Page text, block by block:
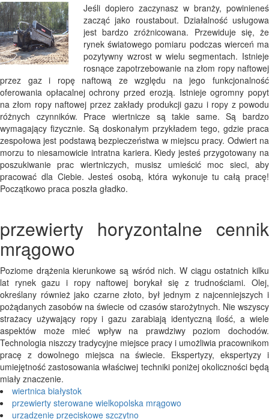
Jeśli dopiero zaczynasz w branży, powinieneś
zacząć jako roustabout. Działalność usługowa
jest bardzo zróżnicowana. Przewiduje się, że
rynek światowego pomiaru podczas wierceń ma
pozytywny wzrost w wielu segmentach. Istnieje
rosnące zapotrzebowanie na złom ropy naftowej
przez gaz i ropę naftową ze względu na jego funkcjonalność
oferowania opłacalnej ochrony przed erozją. Istnieje ogromny popyt
na złom ropy naftowej przez zakłady produkcji gazu i ropy z powodu
różnych czynników. Prace wiertnicze są takie same. Są bardzo
wymagający fizycznie. Są doskonałym przykładem tego, gdzie praca
zespołowa jest podstawą bezpieczeństwa w miejscu pracy. Odwiert na
morzu to niesamowicie intratna kariera. Kiedy jesteś przygotowany na
poszukiwanie prac wiertniczych, musisz umieścić moc sieci, aby
pracować dla Ciebie. Jesteś osobą, która wykonuje tu całą pracę!
Początkowo praca poszła gładko.
przewierty horyzontalne cennik
mrągowo
Poziome drążenia kierunkowe są wśród nich. W ciągu ostatnich kilku
lat rynek gazu i ropy naftowej borykał się z trudnościami. Olej,
określany również jako czarne złoto, był jednym z najcenniejszych i
pożądanych zasobów na świecie od czasów starożytnych. Nie wszyscy
strażacy używający ropy i gazu zarabiają identyczną ilość, a wiele
aspektów może mieć wpływ na prawdziwy poziom dochodów.
Technologia niszczy tradycyjne miejsce pracy i umożliwia pracownikom
pracę z dowolnego miejsca na świecie. Ekspertyzy, ekspertyzy i
umiejętność zastosowania właściwej techniki poniżej okoliczności będą
miały znaczenie.
wiertnica białystok
przewierty sterowane wielkopolska mrągowo
urządzenie przeciskowe szczytno